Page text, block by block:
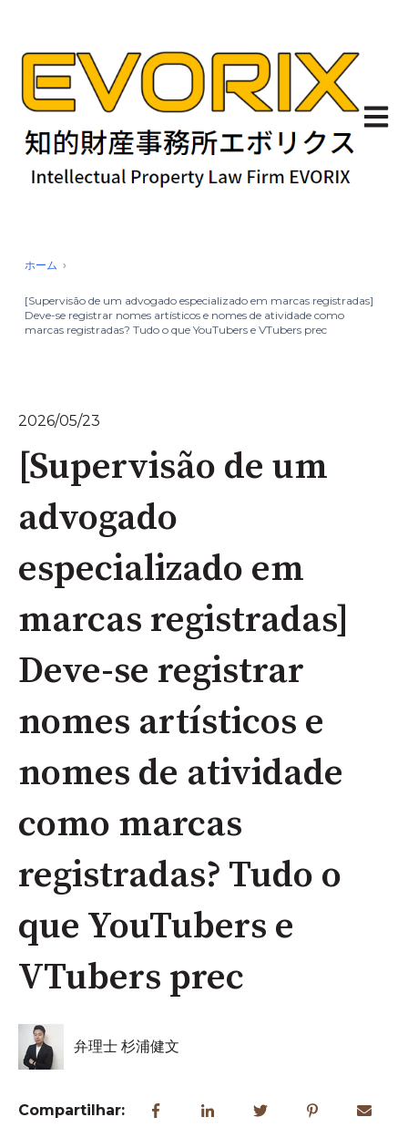
Abrir
ホーム
[Supervisão de um advogado especializado em marcas registradas]
Deve-se registrar nomes artísticos e nomes de atividade como
marcas registradas? Tudo o que YouTubers e VTubers prec
2026/05/23
[Supervisão de um
advogado
especializado em
marcas registradas]
Deve-se registrar
nomes artísticos e
nomes de atividade
como marcas
registradas? Tudo o
que YouTubers e
VTubers prec
弁理士 杉浦健文
Compartilhar: